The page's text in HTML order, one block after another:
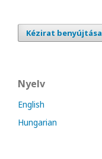
Kézirat benyújtása
Nyelv
English
Hungarian